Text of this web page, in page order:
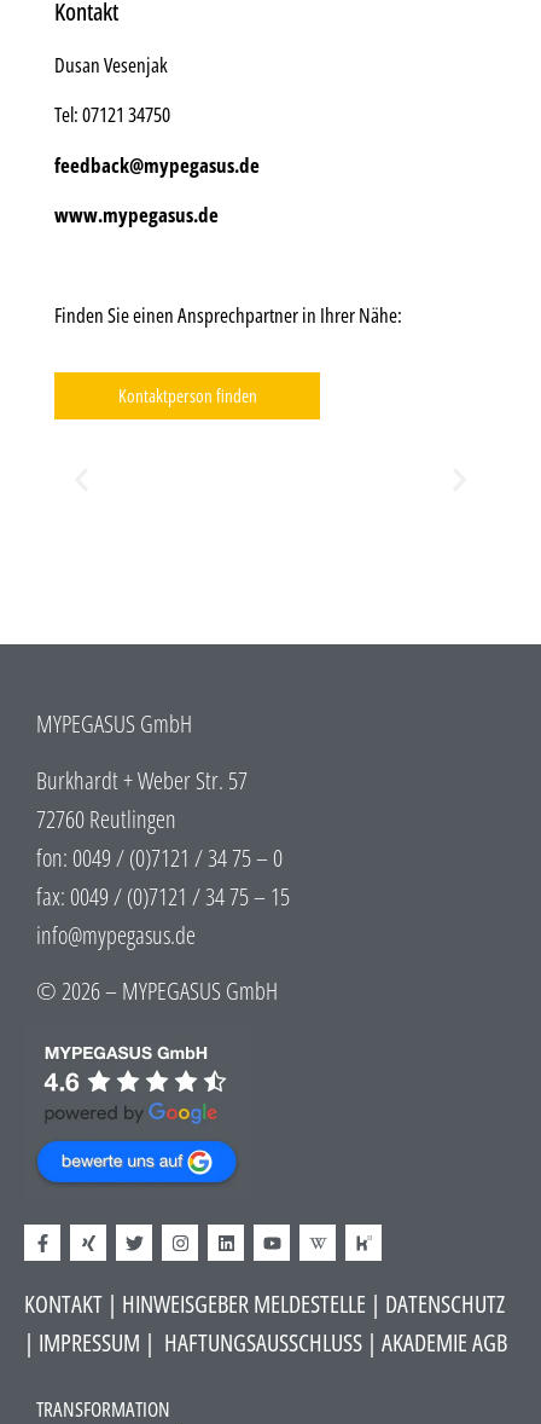
Kontakt
Dusan Vesenjak
Tel: 07121 34750
feedback@mypegasus.de
www.mypegasus.de
Finden Sie einen Ansprechpartner in Ihrer Nähe:
Kontaktperson finden
MYPEGASUS GmbH
Burkhardt + Weber Str. 57
72760 Reutlingen
fon: 0049 / (0)7121 / 34 75 – 0
fax: 0049 / (0)7121 / 34 75 – 15
info@mypegasus.de
© 2026 – MYPEGASUS GmbH
KONTAKT | HINWEISGEBER MELDESTELLE | DATENSCHUTZ
| IMPRESSUM | HAFTUNGSAUSSCHLUSS​ | AKADEMIE AGB
TRANSFORMATION